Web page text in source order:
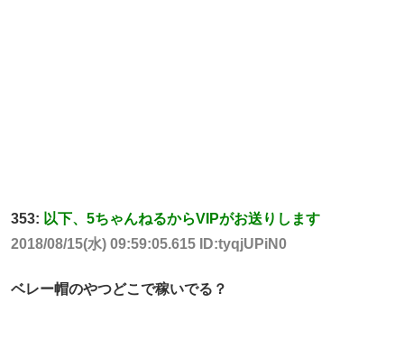
353: 以下、5ちゃんねるからVIPがお送りします
2018/08/15(水) 09:59:05.615 ID:tyqjUPiN0
ベレー帽のやつどこで稼いでる？